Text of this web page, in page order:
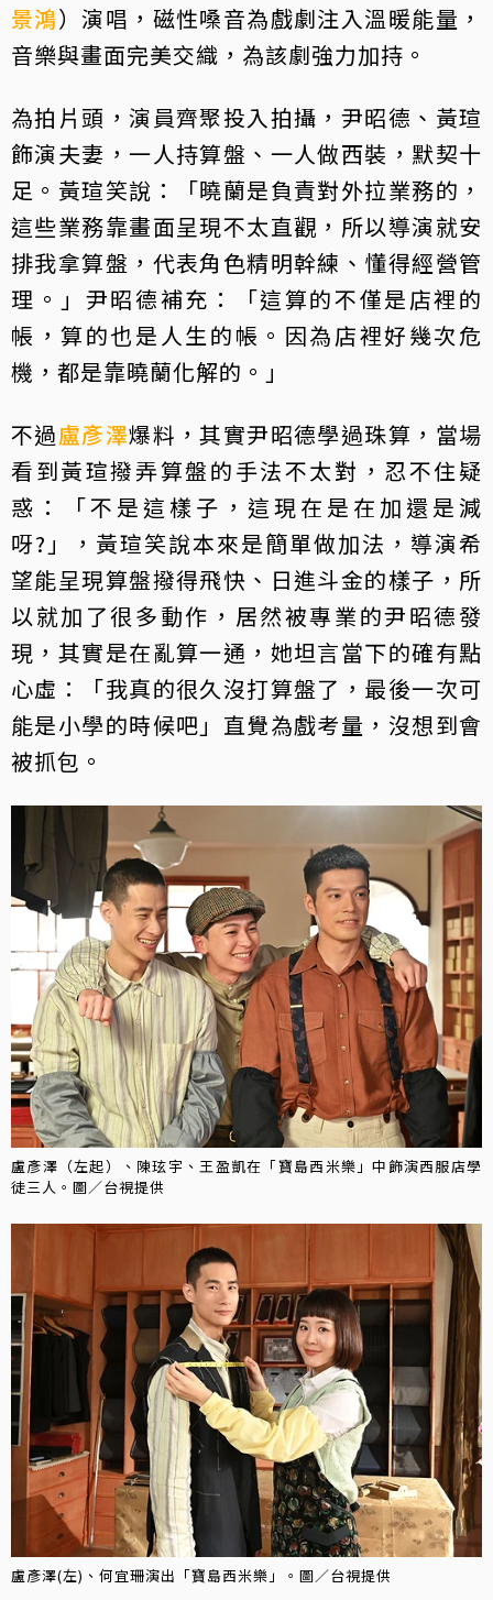
景鴻）演唱，磁性嗓音為戲劇注入溫暖能量，
音樂與畫面完美交織，為該劇強力加持。
為拍片頭，演員齊聚投入拍攝，尹昭德、黃瑄
飾演夫妻，一人持算盤、一人做西裝，默契十
足。黃瑄笑說：「曉蘭是負責對外拉業務的，
這些業務靠畫面呈現不太直觀，所以導演就安
排我拿算盤，代表角色精明幹練、懂得經營管
理。」尹昭德補充：「這算的不僅是店裡的
帳，算的也是人生的帳。因為店裡好幾次危
機，都是靠曉蘭化解的。」
不過盧彥澤爆料，其實尹昭德學過珠算，當場
看到黃瑄撥弄算盤的手法不太對，忍不住疑
惑：「不是這樣子，這現在是在加還是減
呀?」，黃瑄笑說本來是簡單做加法，導演希
望能呈現算盤撥得飛快、日進斗金的樣子，所
以就加了很多動作，居然被專業的尹昭德發
現，其實是在亂算一通，她坦言當下的確有點
心虛：「我真的很久沒打算盤了，最後一次可
能是小學的時候吧」直覺為戲考量，沒想到會
被抓包。
盧彥澤（左起）、陳玹宇、王盈凱在「寶島西米樂」中飾演西服店學
徒三人。圖／台視提供
盧彥澤(左)、何宜珊演出「寶島西米樂」。圖／台視提供